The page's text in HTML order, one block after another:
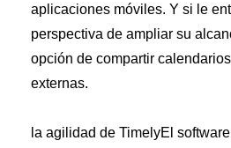
aplicaciones móviles. Y si le
perspectiva de ampliar su
opción de compartir
externas.
la agilidad de TimelyEl